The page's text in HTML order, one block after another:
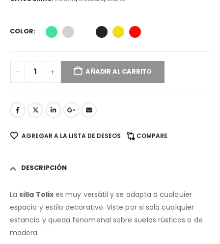
COLOR
AÑADIR AL CARRITO
AGREGAR A LA LISTA DE DESEOS COMPARE
DESCRIPCIÓN
La silla Tolix es muy versátil y se adapta a cualquier
espacio y estilo decorativo. Viste por si sola cualquier
estancia y queda fenomenal sobre suelos rústicos o de
madera.